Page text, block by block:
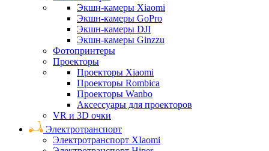
Экшн-камеры Xiaomi
Экшн-камеры GoPro
Экшн-камеры DJI
Экшн-камеры Ginzzu
Фотопринтеры
Проекторы
Проекторы Xiaomi
Проекторы Rombica
Проекторы Wanbo
Аксессуары для проекторов
VR и 3D очки
Электротранспорт
Электротранспорт XIaomi